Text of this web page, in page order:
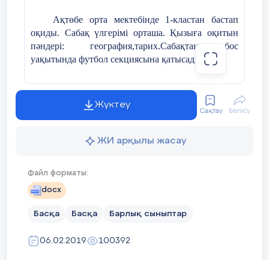
Ақтөбе орта мектебінде 1-кластан бастап
оқиды. Сабақ үлгерімі орташа. Қызыға оқитын
пәндері: география,тарих.Сабақтан бос
уақытында футбол секциясына қатысады.
Арсеннің мінезі ашық, жайдарлы, көпшіл,
кластастарының арасында сыйлы. Үлкенді
сыйлап, кішіге қамқор бола біледі.
Мектеп шараларына белсенді қатысып қана
қоймай, мектеп өміріне жауапкершілікпен
қиындықтарды тез шеше біліп, қолдау көрсетуге
дайын тұрады. Оқу барысында білім деңгейі
орташа, себебі көп кітап оқығанды ұнатады, өз
білімін жан – жақты жетілдіреді.
Аманкосов Арсен алдағы уақытта елін сүйер,
Жүктеу
Сақтау Бөлісу
ЖИ арқылы жасау
Файл форматы:
docx
Басқа Басқа Барлық сыныптар
06.02.2019 100392